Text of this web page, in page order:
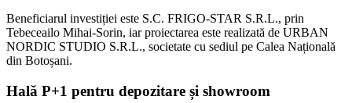
Beneficiarul investiției este S.C. FRIGO-STAR S.R.L., prin
Tebeceailo Mihai-Sorin, iar proiectarea este realizată de URBAN
NORDIC STUDIO S.R.L., societate cu sediul pe Calea Națională
din Botoșani.
Hală P+1 pentru depozitare și showroom